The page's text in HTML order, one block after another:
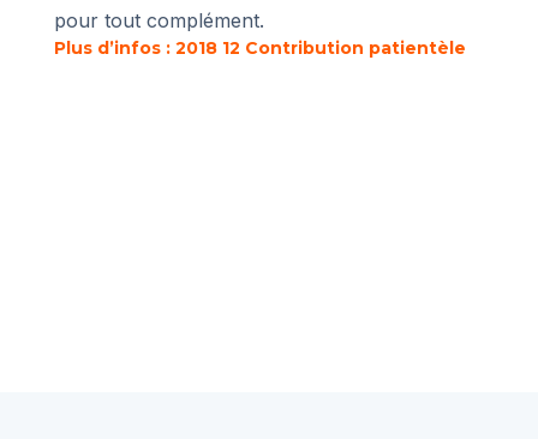
pour tout complément.
Plus d’infos : 2018 12 Contribution patientèle